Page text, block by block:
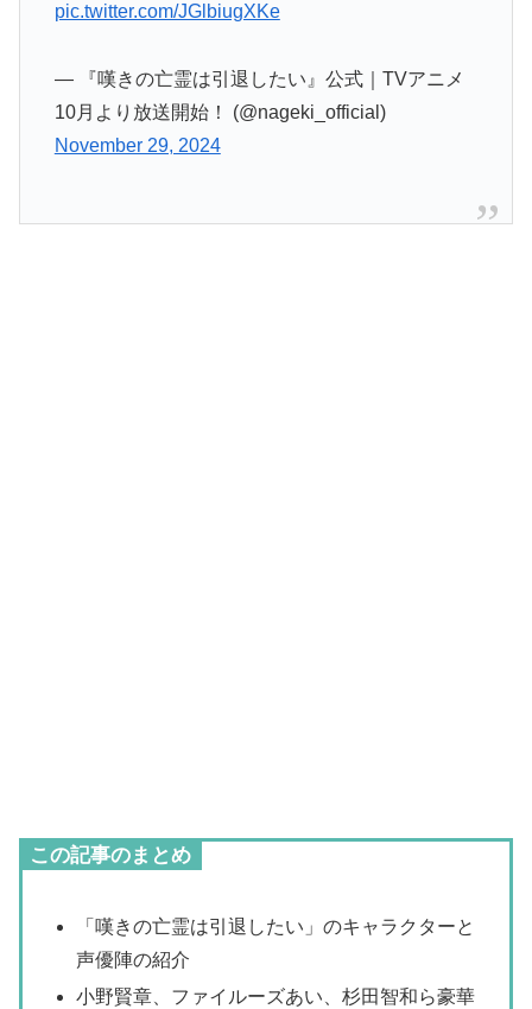
pic.twitter.com/JGlbiugXKe
— 『嘆きの亡霊は引退したい』公式｜TVアニメ
10月より放送開始！ (@nageki_official)
November 29, 2024
この記事のまとめ
「嘆きの亡霊は引退したい」のキャラクターと
声優陣の紹介
小野賢章、ファイルーズあい、杉田智和ら豪華